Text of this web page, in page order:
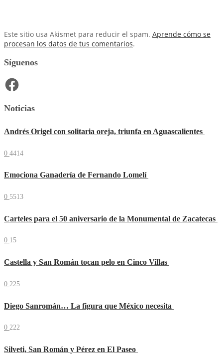
Este sitio usa Akismet para reducir el spam. Aprende cómo se
procesan los datos de tus comentarios.
Síguenos
Facebook
Noticias
Andrés Origel con solitaria oreja, triunfa en Aguascalientes
0 4414
Emociona Ganadería de Fernando Lomelí
0 5513
Carteles para el 50 aniversario de la Monumental de Zacatecas
0 15
Castella y San Román tocan pelo en Cinco Villas
0 225
Diego Sanromán… La figura que México necesita
0 222
Silveti, San Román y Pérez en El Paseo